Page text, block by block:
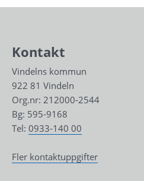
Kontakt
Vindelns kommun
922 81 Vindeln
Org.nr: 212000-2544
Bg: 595-9168
Tel: 0933-140 00
Fler kontaktuppgifter